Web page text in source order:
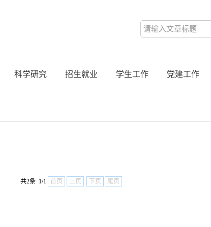
科学研究 招生就业 学生工作 党建工作
共2条 1/1 首页 上页 下页 尾页